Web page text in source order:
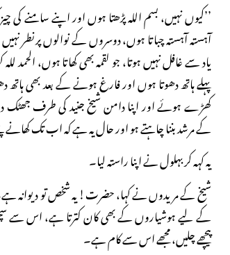
’’کیوں نہیں، بسم اللہ پڑھتا ہوں اور اپنے سامنے کی
آہستہ آہستہ چباتا ہوں، دوسروں کے نوالوں پر نطر نہیں
یاد سے غافل نہیں ہوتا، جو لقمہ بھی کھاتا ہوں،
پہلے ہاتھ دھوتا ہوں اور فارغ ہونے کے بعد بھی ہاتھ
کھڑے ہوئے اور اپنا دامن شیخ جنید کی طرف جھٹک
کے مرشد بننا چاہتے ہو اور حال یہ ہے کہ اب تک کھانے
یہ کہہ کر بہلول نے اپنا راستہ لیا۔
شیخ کے مریدوں نے کہا، حضرت! یہ شخص تو دیوانہ
کے لیے ہوشیاروں کے بھی کان کترتا ہے، اس سے
پیچھے چلیں، مجھے اس سے کام ہے۔